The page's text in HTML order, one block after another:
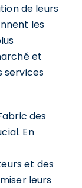
de leurs
les
et
services
des
En
et des
leurs